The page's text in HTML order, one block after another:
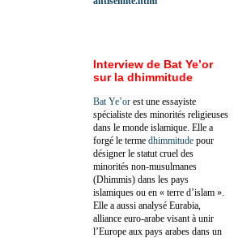
Interview de Bat Ye’or
sur la dhimmitude
Bat Ye’or est une essayiste
spécialiste des minorités religieuses
dans le monde islamique. Elle a
forgé le terme dhimmitude pour
désigner le statut cruel des
minorités non-musulmanes
(Dhimmis) dans les pays
islamiques ou en « terre d’islam ».
Elle a aussi analysé Eurabia,
alliance euro-arabe visant à unir
l’Europe aux pays arabes dans un